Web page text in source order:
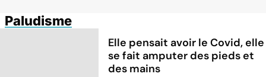
Paludisme
Elle pensait avoir le Covid, elle
se fait amputer des pieds et
des mains